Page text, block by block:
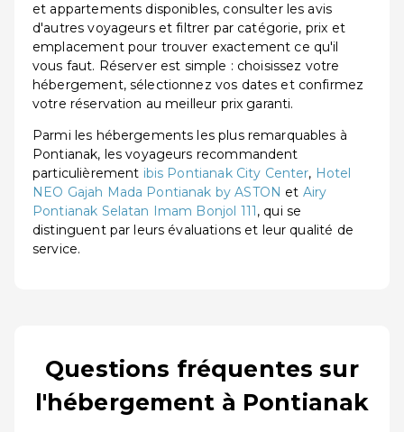
et appartements disponibles, consulter les avis
d'autres voyageurs et filtrer par catégorie, prix et
emplacement pour trouver exactement ce qu'il
vous faut. Réserver est simple : choisissez votre
hébergement, sélectionnez vos dates et confirmez
votre réservation au meilleur prix garanti.
Parmi les hébergements les plus remarquables à
Pontianak, les voyageurs recommandent
particulièrement ibis Pontianak City Center, Hotel
NEO Gajah Mada Pontianak by ASTON et Airy
Pontianak Selatan Imam Bonjol 111, qui se
distinguent par leurs évaluations et leur qualité de
service.
Questions fréquentes sur
l'hébergement à Pontianak